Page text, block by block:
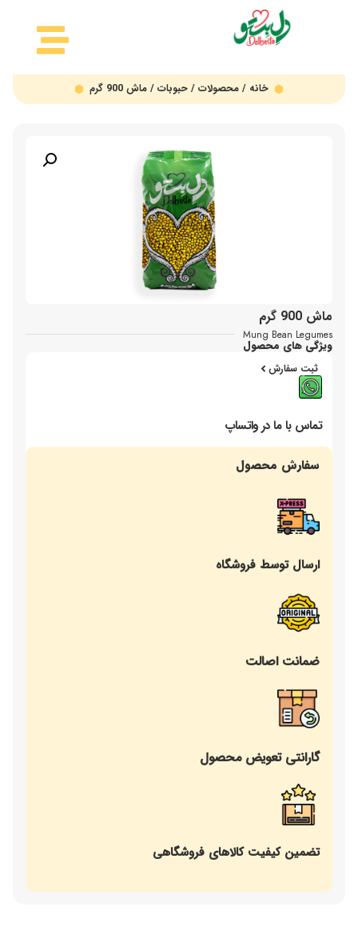
خانه / محصولات / حبوبات / ماش 900 گرم
ماش 900 گرم
Mung Bean Legumes
ویژگی های محصول
ثبت سفارش
تماس با ما در واتساپ
سفارش محصول
ارسال توسط فروشگاه
ضمانت اصالت
گارانتی تعویض محصول
تضمین کیفیت کالاهای فروشگاهی